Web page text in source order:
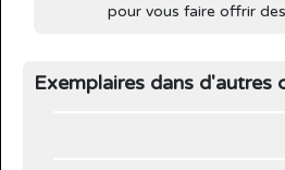
pour vous faire offrir
Exemplaires dans d'autres